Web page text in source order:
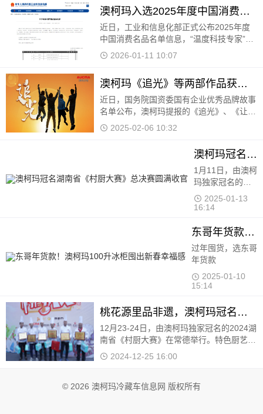
澳柯玛入选2025年度中国消费名品
近日，工业和信息化部正式公布2025年度
中国消费名品名单信息，“温度科技专家”澳
柯玛凭借卓越的产品品质、持续的创新能
2026-01-11 10:07
澳柯玛《追光》等两部作品获国有企业优秀品牌故事
近日，国务院国资委国有企业优秀品牌故事
名单公布，澳柯玛提报的《追光》、《让陪
伴更有温度》两个品牌故事登榜。 《追
2025-02-06 10:32
澳柯玛冠名湖南省《村厨大赛》总决赛圆满收官
1月11日，由澳柯玛独家冠名的2024湖南省
《村厨大赛》总决赛在长沙梅溪湖中建梅澜
过年囤货，选东哥
年货款
15:14
12月23-24日，由澳柯玛独家冠名的2024湖
南省《村厨大赛》在常德举行。特色厨艺、
乡土才艺交融汇聚，吸引了众多当地群众、
游客、明星达人等前来打卡观赛，感受这座
© 2026 澳柯玛冷藏车信息网 版权所有